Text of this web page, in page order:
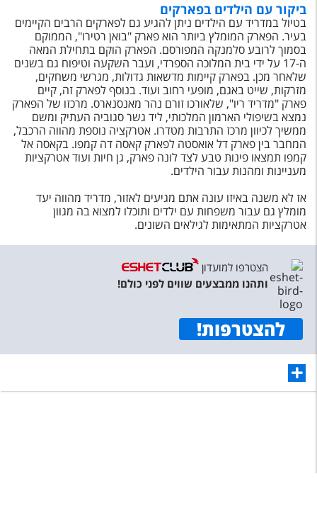
מגזין אשת
שירות לקוחות
טופס צור קשר
תקנון
נגישות
עקבו אחרינו
ביקור עם הילדים בפארקים
בטיול במדריד עם הילדים ניתן להגיע גם לפארקים הרבים הקיימים
בעיר. הפארק המומלץ ביותר הוא פארק "בואן רטירו", הממוקם
בסמוך לרובע סלמנקה המפורסם. הפארק הוקם בתחילת המאה
ה-17 על ידי בית המלוכה הספרדי, ועבר השקעה וטיפוח גם בשנים
שלאחר מכן. בפארק קיימות מדשאות גדולות, מגרשי משחקים,
מזרקות, שייט באגם, מופעי רחוב ועוד. בנוסף לפארק זה, קיים
פארק "מדריד ריו", שלאורכו זורם נהר מאנסנארס. מרכזו של הפארק
נמצא בשיפולי הארמון המלכותי, ליד גשר סגוביה העתיק ומשם
ממשיך לכיוון מרכז התרבות מטדרו. אטרקציה נוספת מהווה הרכבל,
המחבר בין פארק דל אואסטה לפארק קאסה דה קמפו. בקאסה אל
קמפו תמצאו פינות טבע לצד לונה פארק, גן חיות ועוד אטרקציות
מעניינות ומהנות עבור הילדים.
אז לא משנה באיזו עונה אתם מגיעים לאזור, מדריד מהווה יעד
מומלץ גם עבור משפחות עם ילדים ותוכלו למצוא בה מגוון
אטרקציות המתאימות לגילאים השונים.
הצטרפו למועדון
ותהנו ממבצעים שווים לפני כולם!
להצטרפות!